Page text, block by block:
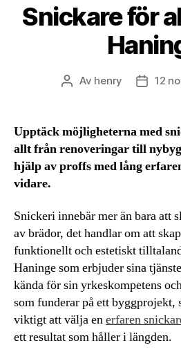
Snickare för
Inläggsförfattare
Av henry 12
Upptäck möjligheterna med
allt från renoveringar till
hjälp av proffs med lång
vidare.
Snickeri innebär mer än bara att
av brädor, det handlar om att
funktionellt och estetiskt
Haninge som erbjuder sina
kända för sin yrkeskompetens
som funderar på ett byggprojekt,
viktigt att välja enerfaren
ett resultat som håller i längden.